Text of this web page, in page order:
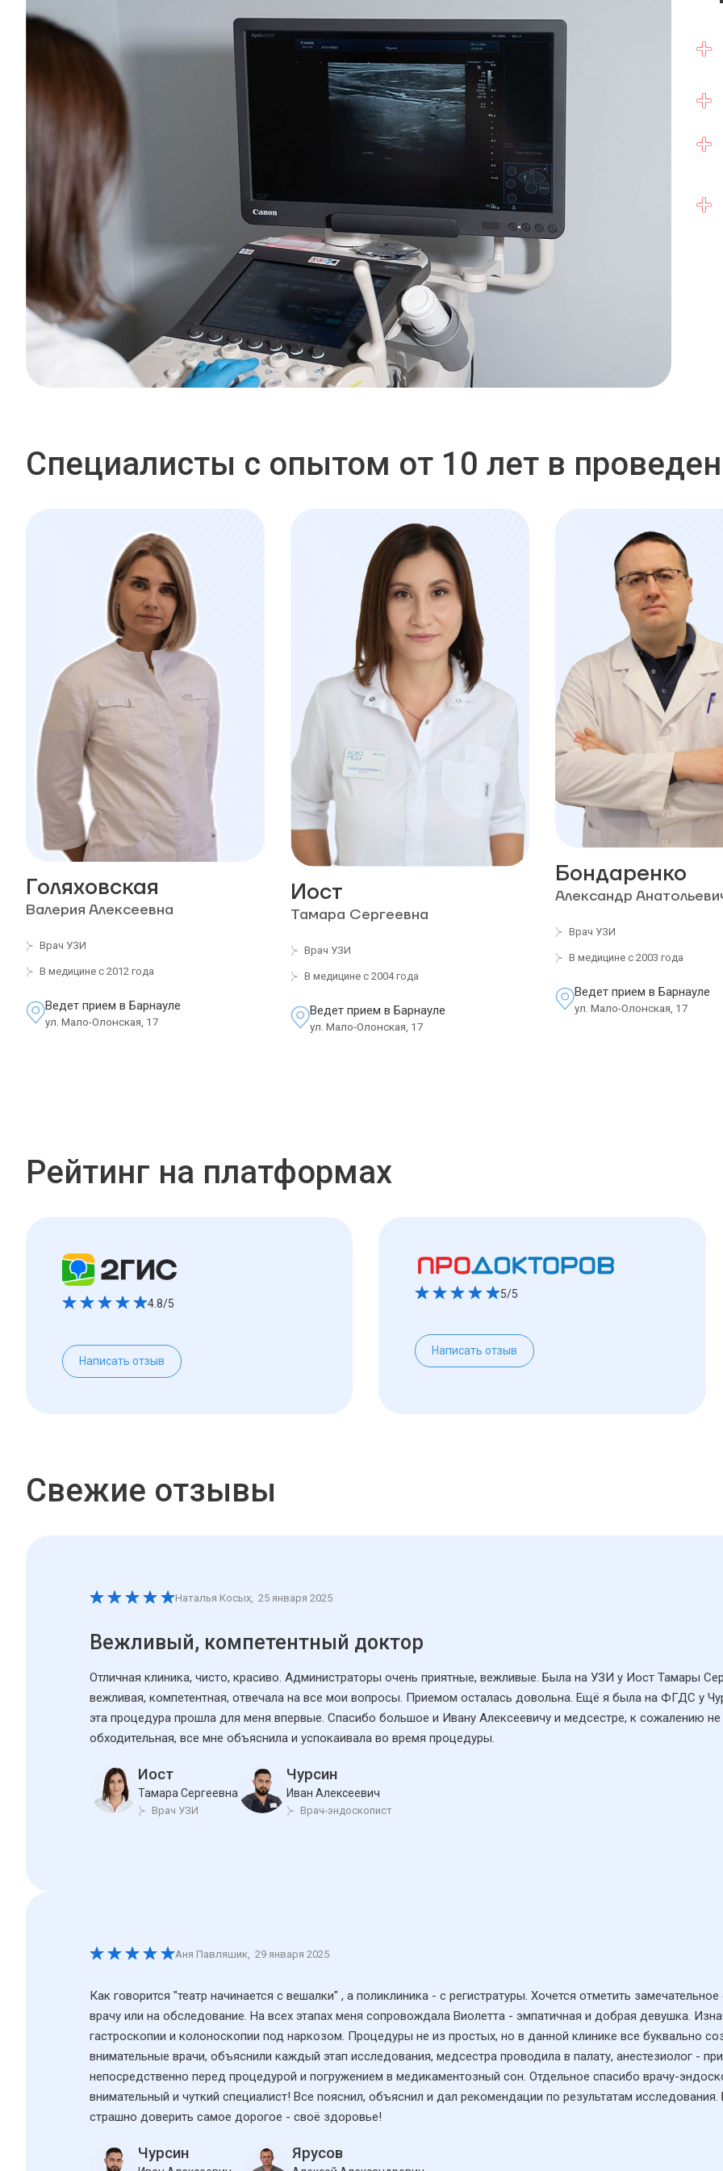
Специалисты с опытом от 10 лет в
Голяховская
Валерия Алексеевна
Врач УЗИ
В медицине с 2012 года
Ведет прием в Барнауле
ул. Мало-Олонская, 17
Иост
Тамара Сергеевна
Врач УЗИ
В медицине с 2004 года
Ведет прием в Барнауле
ул. Мало-Олонская, 17
Бондаренко
Александр
Врач УЗИ
В медицине с 2003 года
Ведет прием в Барнауле
ул. Мало-Олонская, 17
Рейтинг на платформах
4.8/5
Написать отзыв
5/5
Написать отзыв
Свежие отзывы
Наталья Косых 25 января 2025
Вежливый, компетентный доктор
Отличная клиника, чисто, красиво. Администраторы очень приятные, вежливые. Была на УЗИ у Иост Тамары
вежливая, компетентная, отвечала на все мои вопросы. Приемом осталась довольна. Ещё я была на ФГДС у
эта процедура прошла для меня впервые. Спасибо большое и Ивану Алексеевичу и медсестре, к сожалению
обходительная, все мне объяснила и успокаивала во время процедуры.
Иост
Тамара Сергеевна
Врач УЗИ
Чурсин
Иван Алексеевич
Врач-эндоскопист
Аня Павляшик 29 января 2025
Как говорится "театр начинается с вешалки" , а поликлиника - с регистратуры. Хочется отметить
врачу или на обследование. На всех этапах меня сопровождала Виолетта - эмпатичная и добрая девушка.
гастроскопии и колоноскопии под наркозом. Процедуры не из простых, но в данной клинике все буквально
внимательные врачи, объяснили каждый этап исследования, медсестра проводила в палату, анестезиолог -
непосредственно перед процедурой и погружением в медикаментозный сон. Отдельное спасибо врачу-
внимательный и чуткий специалист! Все пояснил, объяснил и дал рекомендации по результатам
страшно доверить самое дорогое - своё здоровье!
Чурсин Ярусов